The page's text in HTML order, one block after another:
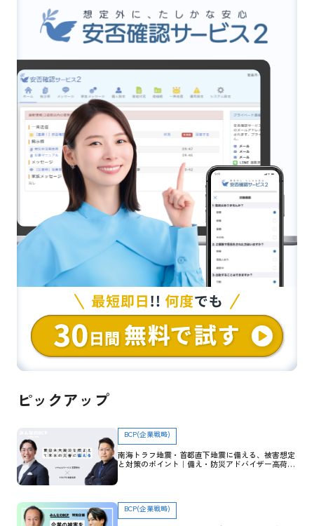
ピックアップ
BCP(企業戦略)
南海トラフ地震・首都直下地震に備える、被害想定
と対策のポイント｜備え・防災アドバイザー高荷智
BCP(企業戦略)